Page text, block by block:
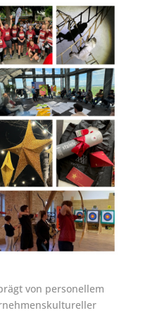
von personellem